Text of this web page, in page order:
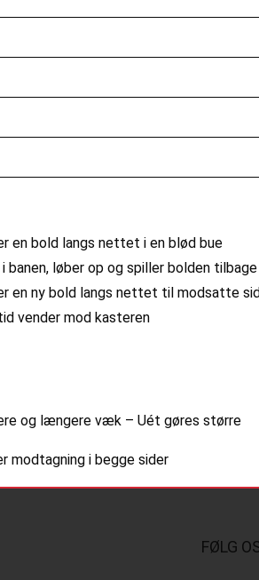
en bold langs nettet i en blød bue
banen, løber op og spiller bolden
en ny bold langs nettet til modsatte
vender mod kasteren
og længere væk – Uét gøres større
modtagning i begge sider
FØLG